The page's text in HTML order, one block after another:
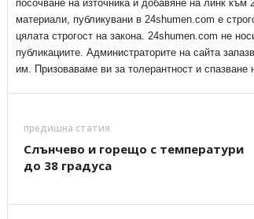
посочване на източника и добавяне на линк
материали, публикувани в 24shumen.com е
цялата строгост на закона. 24shumen.com не
публикациите. Администраторите на сайта
им. Призоваваме ви за толерантност и спазване
предишна статия
Слънчево и горещо с температури
до 38 градуса